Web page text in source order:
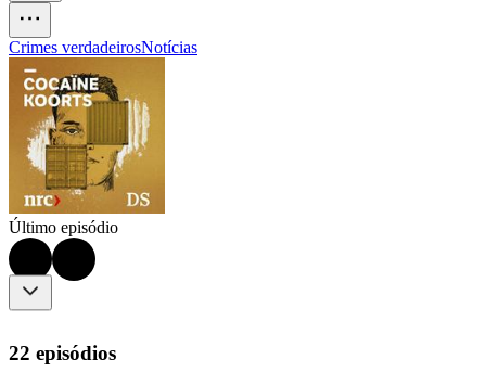
Crimes verdadeirosNotícias
Último episódio
22 episódios